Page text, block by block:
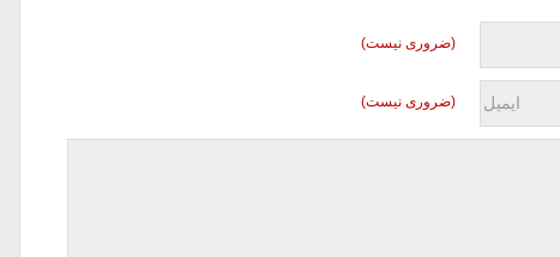
(ضروری نیست)
(ضروری نیست)